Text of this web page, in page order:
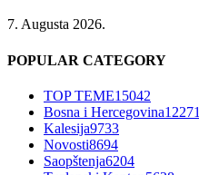
7. Augusta 2026.
POPULAR CATEGORY
TOP TEME15042
Bosna i Hercegovina12271
Kalesija9733
Novosti8694
Saopštenja6204